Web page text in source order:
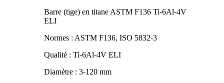
Barre (tige) en titane ASTM F136 Ti-6Al-4V
ELI
Normes : ASTM F136, ISO 5832-3
Qualité : Ti-6Al-4V ELI
Diamètre : 3-120 mm